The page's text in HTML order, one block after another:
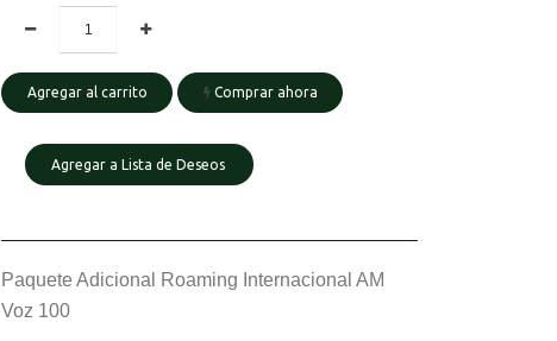
Agregar al carrito Comprar ahora
Agregar a Lista de Deseos
Paquete Adicional Roaming Internacional AM
Voz 100